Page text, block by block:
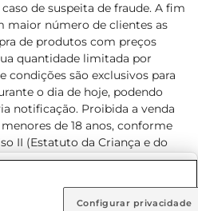
(GO)
de suspeita de fraude. A fim
maior número de clientes as
de produtos com preços
quantidade limitada por
condições são exclusivos para
o dia de hoje, podendo
notificação. Proibida a venda
de 18 anos, conforme
II (Estatuto da Criança e do
exclusivos para o
as compras on-line é de R$
Configurar privacidade